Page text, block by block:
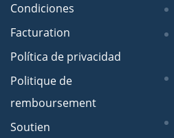
Condiciones
Facturation
Política de privacidad
Politique de
remboursement
Soutien